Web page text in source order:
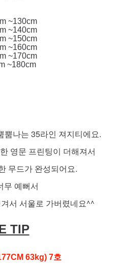
~130cm
~140cm
~150cm
~160cm
~170cm
~180cm
뿜나는 35라인 져지티에요.
영문 프린팅이 더해져서
무드가 완성되어요.
무 예뻐서
서 서울로 가버렸네요^^
TIP
63kg) 7호